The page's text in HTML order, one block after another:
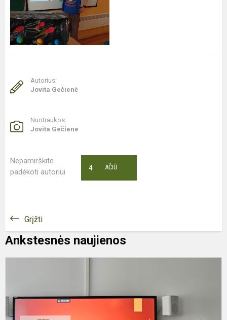
Autorius:
Jovita Gečienė
Nuotraukos:
Jovita Gečiene
Nepamirškite
padėkoti autoriui
AČIŪ
4
Grįžti
Ankstesnės naujienos